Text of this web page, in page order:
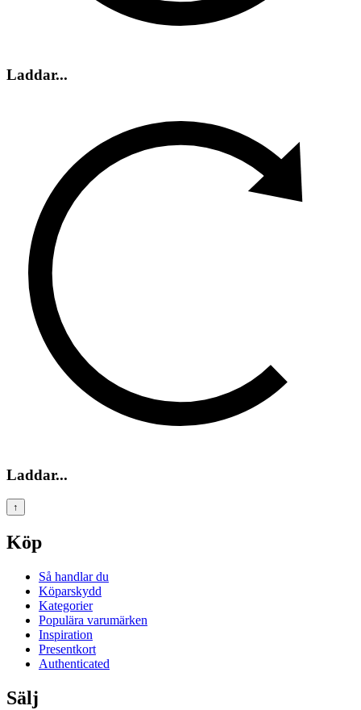
Laddar...
Laddar...
↑
Köp
Så handlar du
Köparskydd
Kategorier
Populära varumärken
Inspiration
Presentkort
Authenticated
Sälj